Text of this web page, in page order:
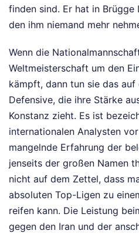
finden sind. Er hat in Brügge
den ihm niemand mehr
Wenn die
Weltmeisterschaft um den
kämpft, dann tun sie das auf
Defensive, die ihre Stärke
Konstanz zieht. Es ist
internationalen Analysten
mangelnde Erfahrung der
jenseits der großen Namen
nicht auf dem Zettel, dass
absoluten Top-Ligen zu
reifen kann. Die Leistung
gegen den Iran und der